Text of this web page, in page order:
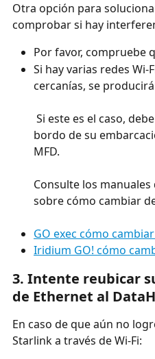
Otra opción para
comprobar si hay
Por favor, compruebe
Si hay varias redes Wi-
cercanías, se
Si este es el caso,
bordo de su
MFD.
Consulte los
sobre cómo cambiar
GO exec cómo
Iridium GO! cómo
3. Intente reubicar
de Ethernet al
En caso de que aún no
Starlink a través de Wi-Fi: